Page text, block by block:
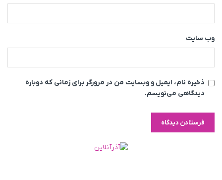
وب‌ سایت
ذخیره نام، ایمیل و وبسایت من در مرورگر برای زمانی که دوباره
دیدگاهی می‌نویسم.